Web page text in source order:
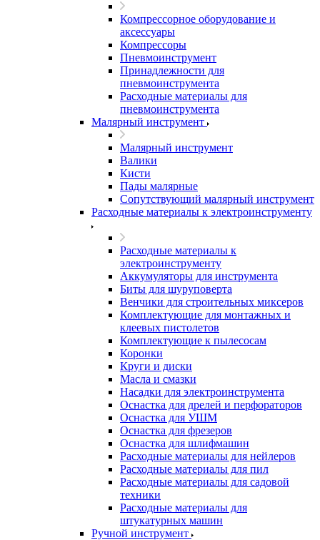
Компрессорное оборудование и
аксессуары
Компрессоры
Пневмоинструмент
Принадлежности для
пневмоинструмента
Расходные материалы для
пневмоинструмента
Малярный инструмент
Малярный инструмент
Валики
Кисти
Пады малярные
Сопутствующий малярный инструмент
Расходные материалы к электроинструменту
Расходные материалы к
электроинструменту
Аккумуляторы для инструмента
Биты для шуруповерта
Венчики для строительных миксеров
Комплектующие для монтажных и
клеевых пистолетов
Комплектующие к пылесосам
Коронки
Круги и диски
Масла и смазки
Насадки для электроинструмента
Оснастка для дрелей и перфораторов
Оснастка для УШМ
Оснастка для фрезеров
Оснастка для шлифмашин
Расходные материалы для нейлеров
Расходные материалы для пил
Расходные материалы для садовой
техники
Расходные материалы для
штукатурных машин
Ручной инструмент